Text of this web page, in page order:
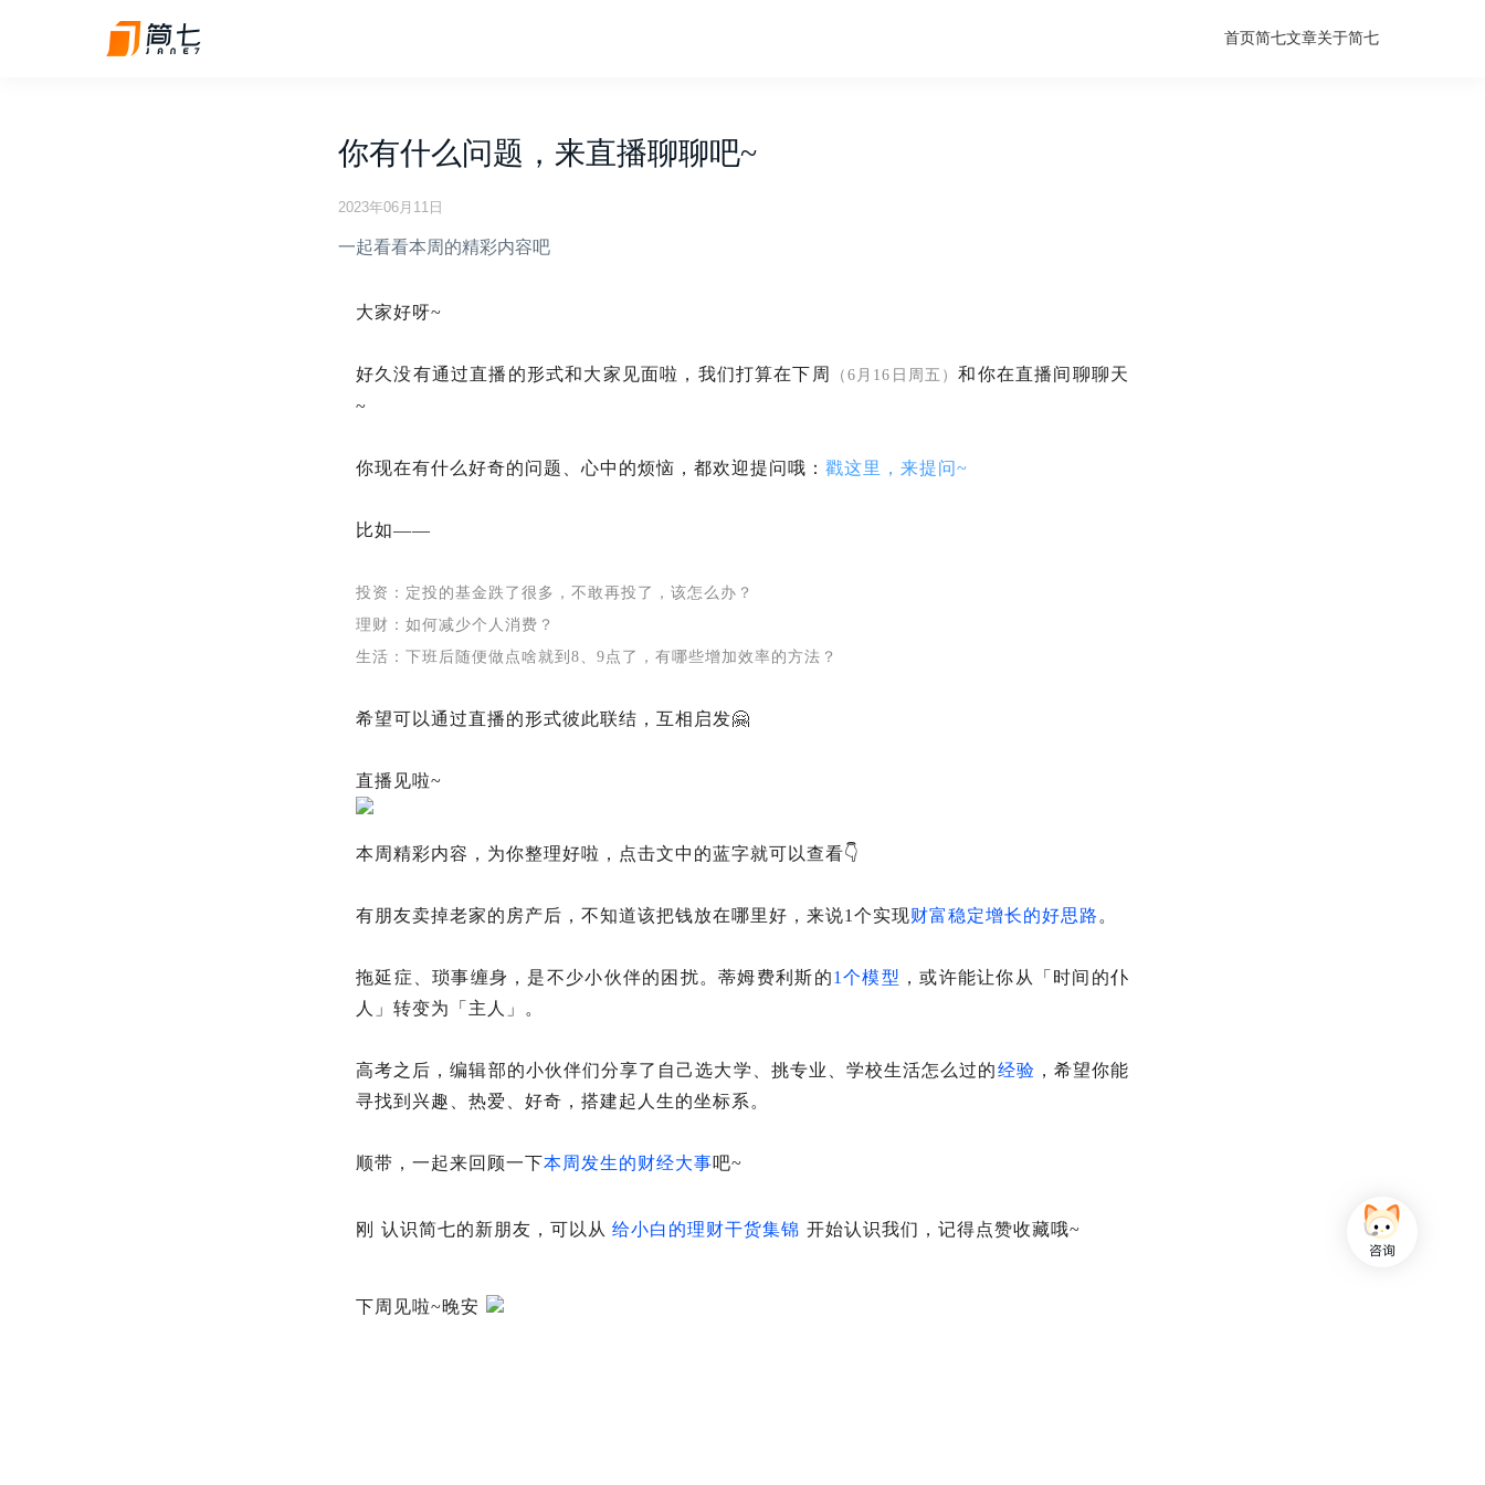
首页简七文章关于简七
你有什么问题，来直播聊聊吧~
2023年06月11日
一起看看本周的精彩内容吧
大家好呀~
好久没有通过直播的形式和大家见面啦，我们打算在下周 （6月16日周五）和你在直播间聊聊天
~
你现在有什么好奇的问题、心中的烦恼，都欢迎提问哦： 戳这里，来提问~
比如——
投资：定投的基金跌了很多，不敢再投了，该怎么办？
理财：如何减少个人消费？
生活：下班后随便做点啥就到8、9点了，有哪些增加效率的方法？
希望可以通过直播的形式彼此联结，互相启发🤗
直播见啦~
本周精彩内容，为你整理好啦，点击文中的蓝字就可以查看👇
有朋友卖掉老家的房产后，不知道该把钱放在哪里好，来说1个实现财富稳定增长的好思路 。
拖延症、琐事缠身，是不少小伙伴的困扰。蒂姆费利斯的1个模型 ，或许能让你从「时间的仆
人 」 转变为「主人 」 。
高考之后，编辑部的小伙伴们分享了自己选大学、挑专业、学校生活怎么过的经验 ，希望你能
寻找到兴趣、热爱、好奇，搭建起人生的坐标系。
顺带，一起来回顾一下本周发生的财经大事吧~
刚 认识简七的新朋友，可以 从 给小白的理财干货集锦 开始认识我们，记得点赞收藏哦~
下周见啦~晚安